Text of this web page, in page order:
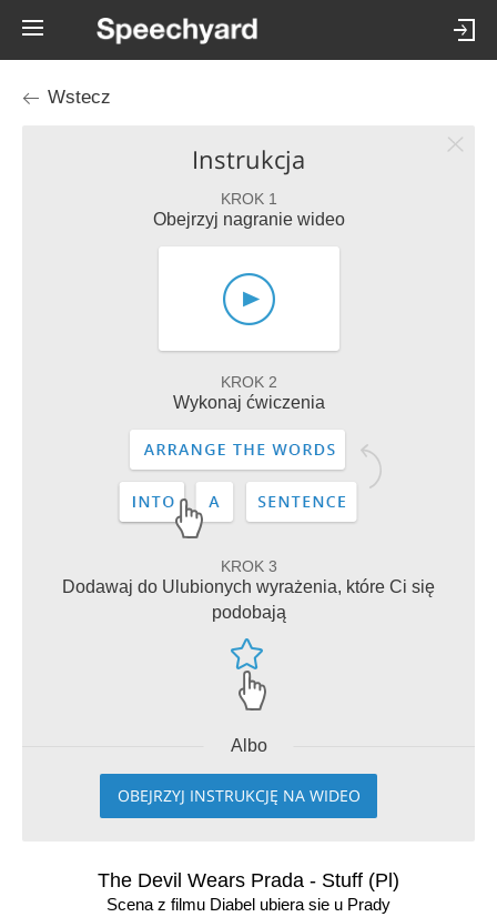
Wstecz
Instrukcja
KROK 1
Obejrzyj nagranie wideo
KROK 2
Wykonaj ćwiczenia
KROK 3
Dodawaj do Ulubionych wyrażenia, które Ci się
podobają
Albo
OBEJRZYJ INSTRUKCJĘ NA WIDEO
The Devil Wears Prada - Stuff (Pl)
Scena z filmu Diabel ubiera sie u Prady